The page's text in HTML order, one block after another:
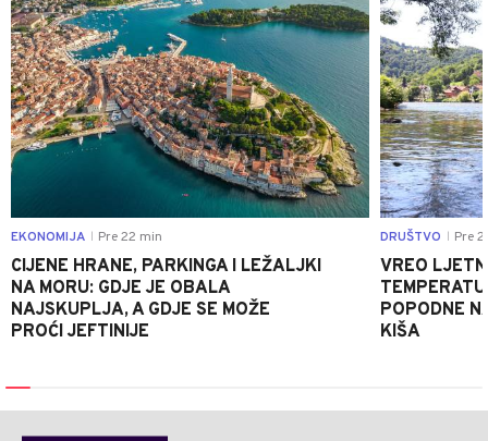
EKONOMIJA Pre 22 min
CIJENE HRANE, PARKINGA I LEŽALJKI
NA MORU: GDJE JE OBALA
NAJSKUPLJA, A GDJE SE MOŽE
PROĆI JEFTINIJE
DRUŠTVO Pre
VREO
POPODNE
KIŠA